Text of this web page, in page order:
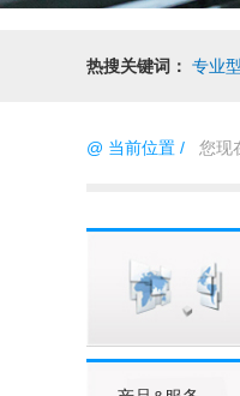
热搜关键词： 专业
@ 当前位置 / 您现